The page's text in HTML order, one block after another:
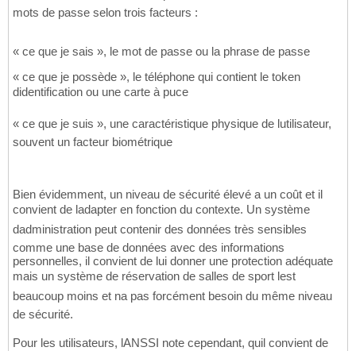
mots de passe selon trois facteurs :
« ce que je sais », le mot de passe ou la phrase de passe
« ce que je possède », le téléphone qui contient le token
didentification ou une carte à puce
« ce que je suis », une caractéristique physique de lutilisateur,
souvent un facteur biométrique
Bien évidemment, un niveau de sécurité élevé a un coût et il
convient de ladapter en fonction du contexte. Un système
dadministration peut contenir des données très sensibles
comme une base de données avec des informations
personnelles, il convient de lui donner une protection adéquate
mais un système de réservation de salles de sport lest
beaucoup moins et na pas forcément besoin du même niveau
de sécurité.
Pour les utilisateurs, lANSSI note cependant, quil convient de